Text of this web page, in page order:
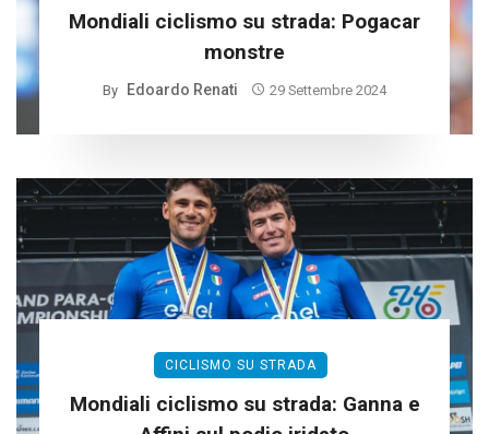
Mondiali ciclismo su strada: Pogacar
monstre
By Edoardo Renati 29 Settembre 2024
CICLISMO SU STRADA
Mondiali ciclismo su strada: Ganna e